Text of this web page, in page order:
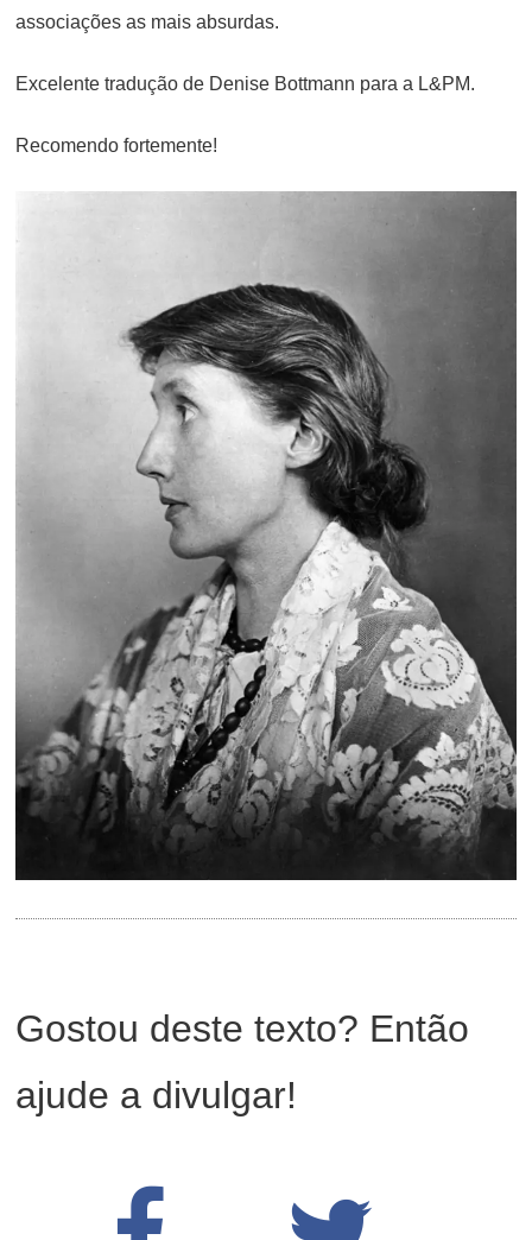
associações as mais absurdas.
Excelente tradução de Denise Bottmann para a L&PM.
Recomendo fortemente!
Gostou deste texto? Então
ajude a divulgar!